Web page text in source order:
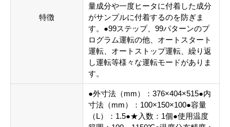
特徴
量成分や一度ヒータに付着した成分
がサンプルに付着するのを防ぎま
す。●99ステップ、99パターンのプ
ログラム運転の他、オートスタート
運転、オートストップ運転、繰り返
し運転等様々な運転モードがありま
す。
●外寸法（mm）：376×404×515●内
寸法（mm）：100×150×100●容量
（L）：1.5●★入数：1個●使用温度